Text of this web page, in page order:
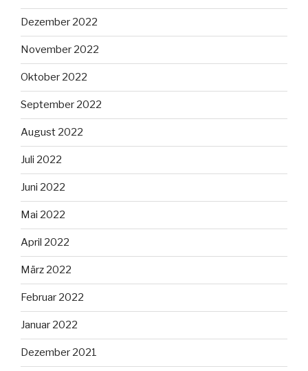
Dezember 2022
November 2022
Oktober 2022
September 2022
August 2022
Juli 2022
Juni 2022
Mai 2022
April 2022
März 2022
Februar 2022
Januar 2022
Dezember 2021